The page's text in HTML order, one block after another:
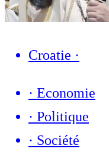
Croatie ·
· Economie
· Politique
· Société